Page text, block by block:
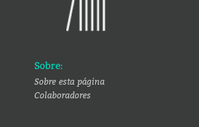
Sobre:
Sobre esta página
Colaboradores